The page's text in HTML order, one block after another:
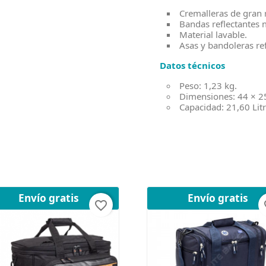
Cremalleras de gran
Bandas reflectantes
Material lavable.
Asas y bandoleras
Datos técnicos
Peso: 1,23 kg.
Dimensiones: 44 ×
Capacidad: 21,60
Envío gratis
favorite_border
Envío gratis